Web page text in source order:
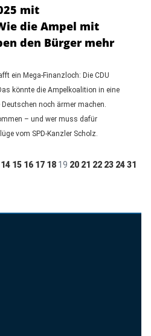
mit
die Ampel mit
den Bürger mehr
ein Mega-Finanzloch: Die CDU
könnte die Ampelkoalition in eine
noch ärmer machen.
– und wer muss dafür
vom SPD-Kanzler Scholz.
14 15 16 17 18 19 20 21 22 23 24 31